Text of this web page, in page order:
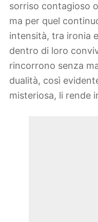
sorriso contagioso
ma per quel
intensità, tra ironia
dentro di loro
rincorrono senza
dualità, così
misteriosa, li rende